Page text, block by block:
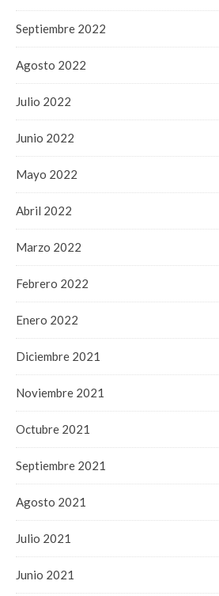
Septiembre 2022
Agosto 2022
Julio 2022
Junio 2022
Mayo 2022
Abril 2022
Marzo 2022
Febrero 2022
Enero 2022
Diciembre 2021
Noviembre 2021
Octubre 2021
Septiembre 2021
Agosto 2021
Julio 2021
Junio 2021